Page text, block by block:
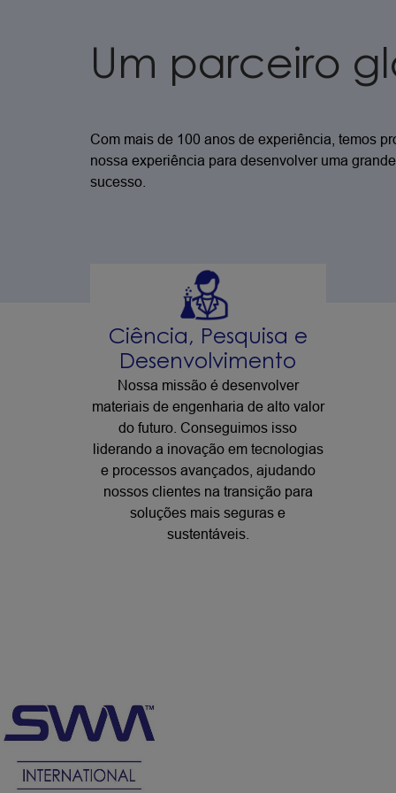
Um parceiro
Com mais de 100 anos de experiência, temos
nossa experiência para desenvolver uma
sucesso.
Ciência, Pesquisa e
Desenvolvimento
Nossa missão é desenvolver
materiais de engenharia de alto valor
do futuro. Conseguimos isso
liderando a inovação em tecnologias
e processos avançados, ajudando
nossos clientes na transição para
soluções mais seguras e
sustentáveis.